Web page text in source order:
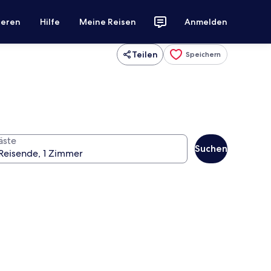
Hilfe Meine Reisen Anmelden
Teilen Speichern
Suchen